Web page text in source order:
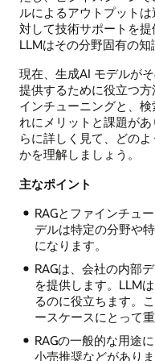
ルによるアウトプット
対して技術サポートを提
LLMはその分野固有の知
現在、生成AI モデルが
提供するために役立つ
インチューニングと、
れにメリットと課題が
らに詳しく見て、どの
かを理解しましょう。
主なポイント
RAGとファインチュ
デルは特定の分野や
になります。
RAGは、会社の内部
を提供します。LLM
るのに役立ちます。
ースケースにとって重
RAGの一般的な用途
小売推奨などがありま